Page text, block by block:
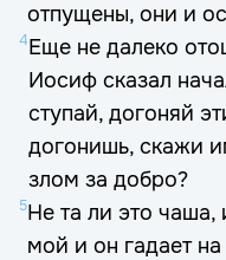
отпущены, они и
4Еще не далеко
Иосиф сказал
ступай, догоняй
догонишь, скажи
злом за добро?
5Не та ли это чаша,
мой и он гадает